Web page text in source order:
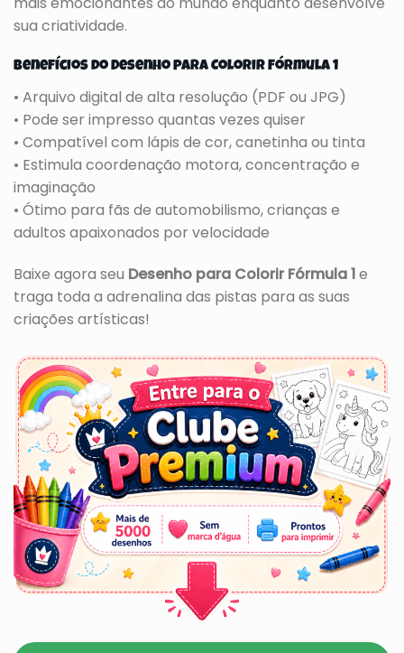
sua criatividade.
Benefícios do Desenho para Colorir Fórmula 1
• Arquivo digital de alta resolução (PDF ou JPG)
• Pode ser impresso quantas vezes quiser
• Compatível com lápis de cor, canetinha ou tinta
• Estimula coordenação motora, concentração e
imaginação
• Ótimo para fãs de automobilismo, crianças e
adultos apaixonados por velocidade
Baixe agora seu Desenho para Colorir Fórmula 1e
traga toda a adrenalina das pistas para as suas
criações artísticas!